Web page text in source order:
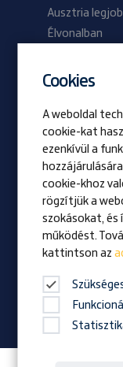
Ausztria
Élvonalban
2023/02
Nyitott
Kitüntetés
Családi
Hírek
Vállalati
Cookies
A weboldal
cookie-kat
ezenkívül a
cookie-khoz
rögzítjük a
szokásokat, és
működést.
kattintson az